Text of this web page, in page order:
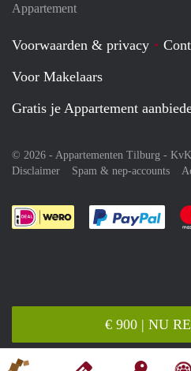
€ 900 | NU
Appartement
Voorwaarden & privacy
Voor Makelaars
Gratis je Appartement
© 2026 - Appartementen Tilburg -
Disclaimer
Spam & nep-accounts
Je